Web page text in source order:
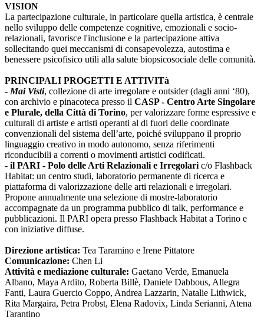
VISION
La partecipazione culturale, in particolare quella artistica, è centrale
nello sviluppo delle competenze cognitive, emozionali e socio-
relazionali, favorisce l'inclusione e la partecipazione attiva
sollecitando quei meccanismi di consapevolezza, autostima e
benessere psicofisico utili alla salute biopsicosociale delle comunità.
PRINCIPALI PROGETTI E ATTIVITà
- Mai Visti, collezione di arte irregolare e outsider (dagli anni ‘80),
con archivio e pinacoteca presso il CASP - Centro Arte Singolare
e Plurale, della Città di Torino, per valorizzare forme espressive e
culturali di artiste e artisti operanti al di fuori delle coordinate
convenzionali del sistema dell’arte, poiché sviluppano il proprio
linguaggio creativo in modo autonomo, senza riferimenti
riconducibili a correnti o movimenti artistici codificati.
- il PARI - Polo delle Arti Relazionali e Irregolari c/o Flashback
Habitat: un centro studi, laboratorio permanente di ricerca e
piattaforma di valorizzazione delle arti relazionali e irregolari.
Propone annualmente una selezione di mostre-laboratorio
accompagnate da un programma pubblico di talk, performance e
pubblicazioni. Il PARI opera presso Flashback Habitat a Torino e
con iniziative diffuse.
Direzione artistica: Tea Taramino e Irene Pittatore
Comunicazione: Chen Li
Attività e mediazione culturale: Gaetano Verde, Emanuela
Albano, Maya Ardito, Roberta Billè, Daniele Dabbous, Allegra
Fanti, Laura Guercio Coppo, Andrea Lazzarin, Natalie Lithwick,
Rita Margaira, Petra Probst, Elena Radovix, Linda Serianni, Atena
Tarantino